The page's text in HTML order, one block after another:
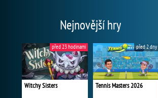
Nejnovější hry
Witchy Sisters
před 23 hodinami
Tennis Masters 2026
před 2 dny